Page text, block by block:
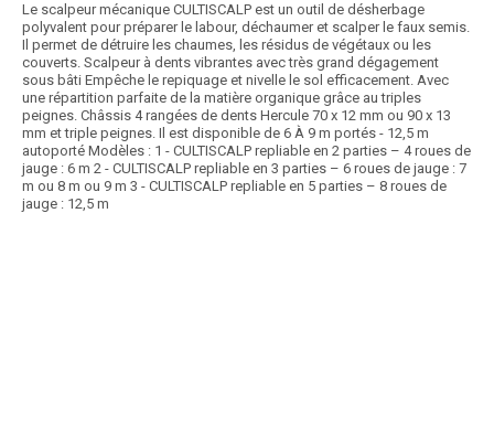
Le scalpeur mécanique CULTISCALP est un outil de désherbage
polyvalent pour préparer le labour, déchaumer et scalper le faux semis.
Il permet de détruire les chaumes, les résidus de végétaux ou les
couverts. Scalpeur à dents vibrantes avec très grand dégagement
sous bâti Empêche le repiquage et nivelle le sol efficacement. Avec
une répartition parfaite de la matière organique grâce au triples
peignes. Châssis 4 rangées de dents Hercule 70 x 12 mm ou 90 x 13
mm et triple peignes. Il est disponible de 6 À 9 m portés - 12,5 m
autoporté Modèles : 1 - CULTISCALP repliable en 2 parties – 4 roues de
jauge : 6 m 2 - CULTISCALP repliable en 3 parties – 6 roues de jauge : 7
m ou 8 m ou 9 m 3 - CULTISCALP repliable en 5 parties – 8 roues de
jauge : 12,5 m